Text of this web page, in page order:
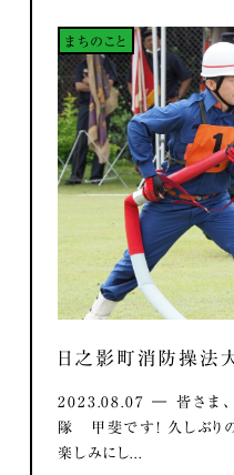
まちのこと
日之影町消防操法
2023.08.07 ― 皆さま、
隊 甲斐です！ 久しぶり
楽しみにし...